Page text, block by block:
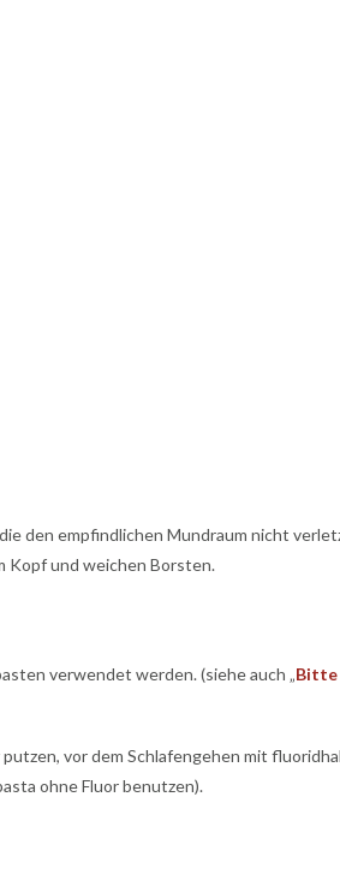
den empfindlichen Mundraum nicht
Kopf und weichen Borsten.
verwendet werden. (siehe auch „Bitte
vor dem Schlafengehen mit
ohne Fluor benutzen).